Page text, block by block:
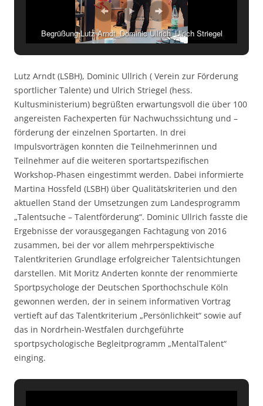
Begrüßung Lutz Arndt_Dominic Ullrich_Ulrich Striegel
Lutz Arndt (LSBH), Dominic Ullrich ( Verein zur Förderung
sportlicher Talente) und Ulrich Striegel (hess.
Kultusministerium) begrüßten erwartungsvoll die über 100
angereisten Fachexperten für Nachwuchssichtung und –
förderung der einzelnen Sportarten. In drei
Impulsvorträgen konnten die Teilnehmerinnen und
Teilnehmer auf die weiteren sportartspezifischen
Workshop-Phasen eingestimmt werden. Dabei informierte
Martina Hossfeld (LSBH) über Qualitätskriterien und den
aktuellen Stand der Umsetzungen zum Landesprogramm
„Talentsuche – Talentförderung“. Dominic Ullrich fasste die
Ergebnisse der vorausgegangen Fachtagung von 2016
zusammen, bei der vor allem mehrperspektivische
Talentkriterien Grundlage erfolgreicher Talentsichtungen
darstellen. Mit Moritz Anderten konnte der renommierte
Sportpsychologe der Deutschen Sporthochschule Köln
gewonnen werden, der in seinem informativen Vortrag
vertieft auf das Talentkriterium „Persönlichkeit“ sowie auf
das in Nordrhein-Westfalen durchgeführte
sportpsychologische Begleitprogramm „MentalTalent“
einging.